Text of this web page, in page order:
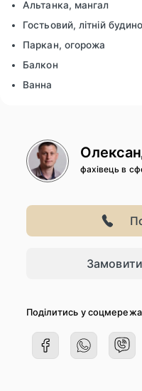
Альтанка, мангал
Гостьовий, літній
Паркан, огорожа
Балкон
Ванна
фахівець в
Поділитись у